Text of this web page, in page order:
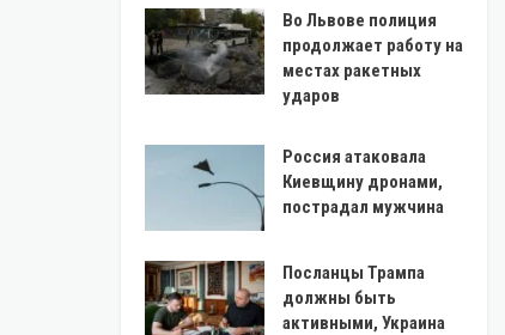
Во Львове полиция
продолжает работу на
местах ракетных
ударов
Россия атаковала
Киевщину дронами,
пострадал мужчина
Посланцы Трампа
должны быть
активными, Украина